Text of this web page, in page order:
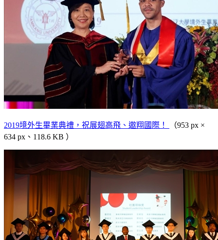
2019境外生畢業典禮，祝展翅高飛、遨翔國際！
（953 px ×
634 px、118.6 KB ）